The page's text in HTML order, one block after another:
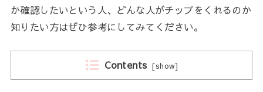
か確認したいという人、どんな人がチップをくれるのか
知りたい方はぜひ参考にしてみてください。
Contents [show]